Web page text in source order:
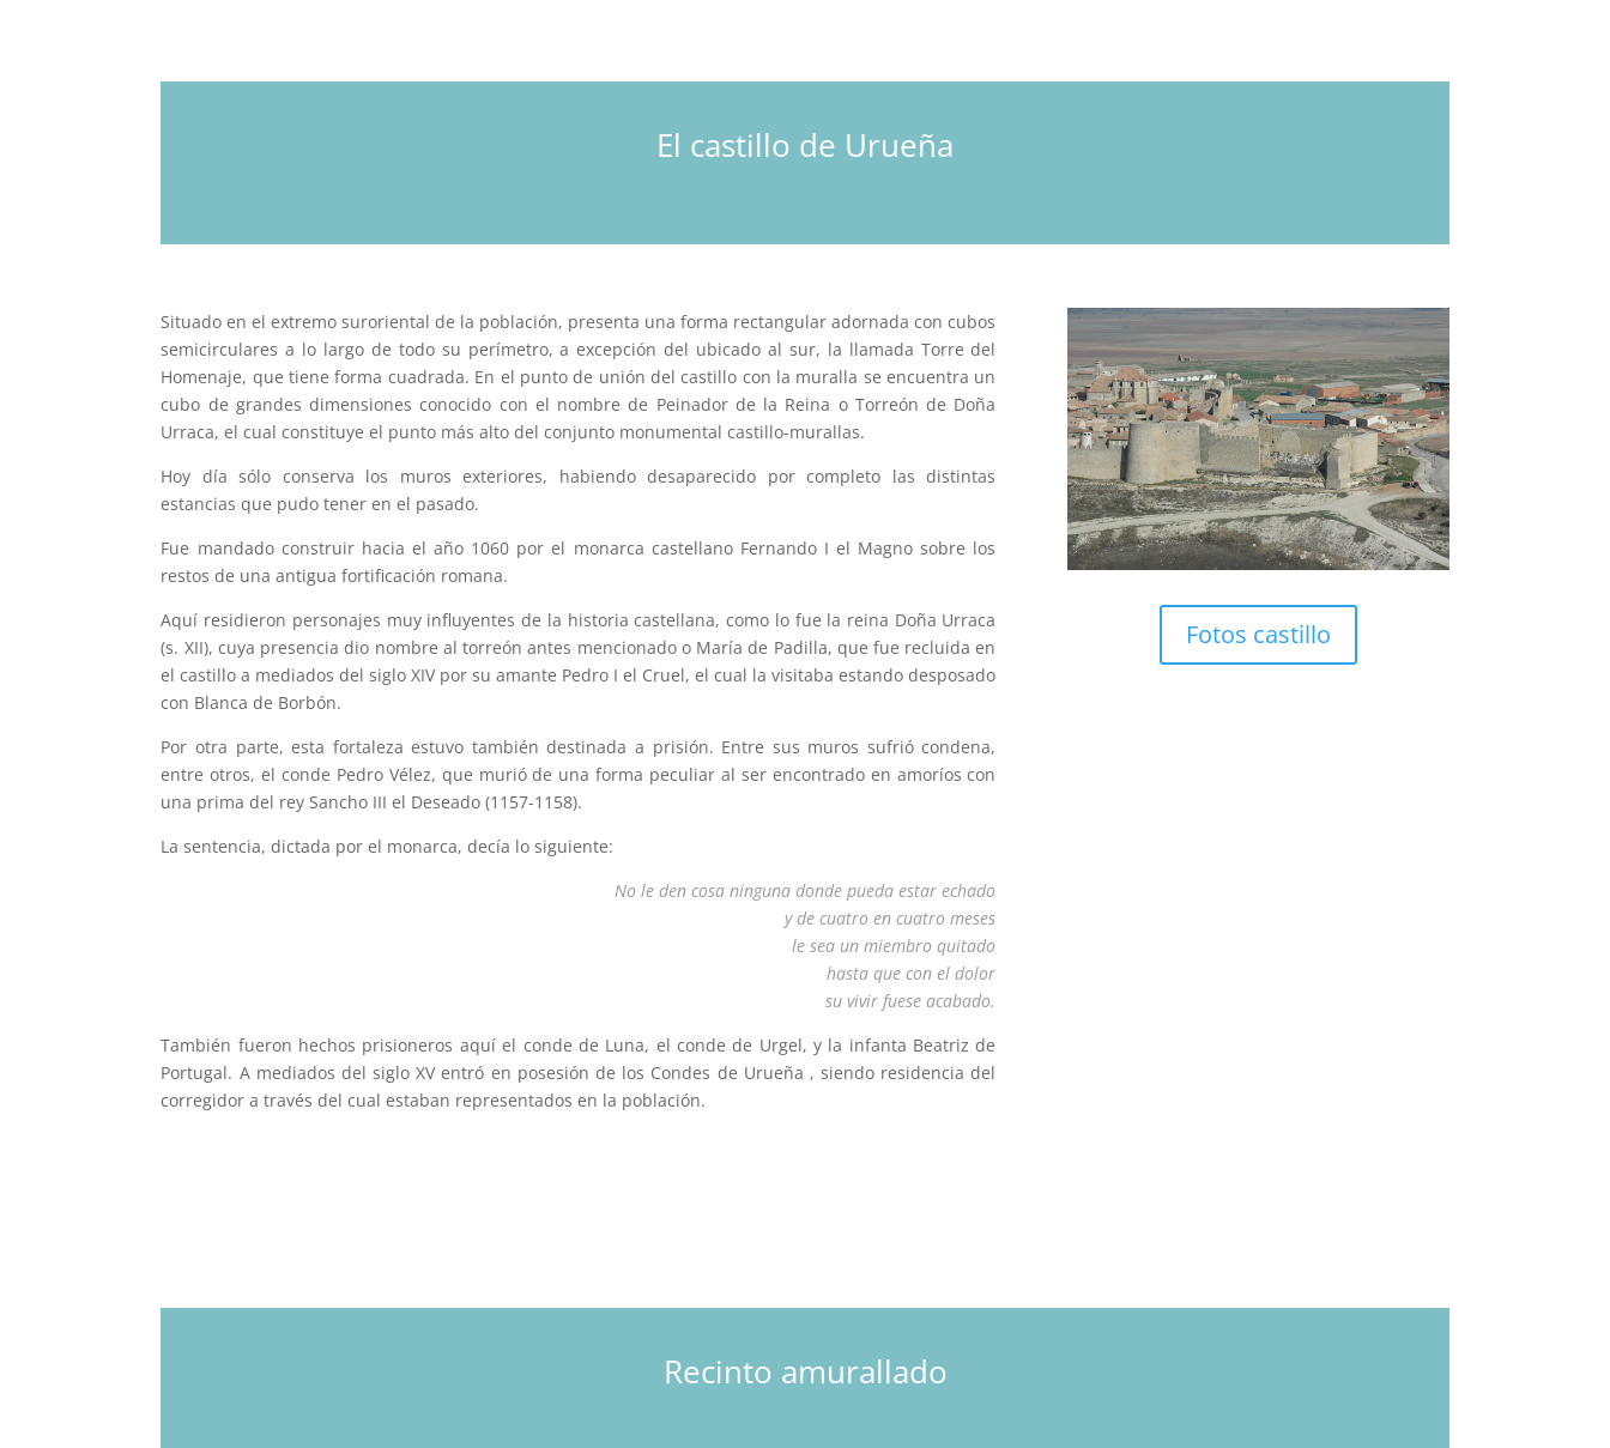
El castillo de Urueña
Situado en el extremo suroriental de la población, presenta una forma rectangular adornada con cubos
semicirculares a lo largo de todo su perímetro, a excepción del ubicado al sur, la llamada Torre del
Homenaje, que tiene forma cuadrada. En el punto de unión del castillo con la muralla se encuentra un
cubo de grandes dimensiones conocido con el nombre de Peinador de la Reina o Torreón de Doña
Urraca, el cual constituye el punto más alto del conjunto monumental castillo-murallas.
Hoy día sólo conserva los muros exteriores, habiendo desaparecido por completo las distintas
estancias que pudo tener en el pasado.
Fue mandado construir hacia el año 1060 por el monarca castellano Fernando I el Magno sobre los
restos de una antigua fortificación romana.
Aquí residieron personajes muy influyentes de la historia castellana, como lo fue la reina Doña Urraca
(s. XII), cuya presencia dio nombre al torreón antes mencionado o María de Padilla, que fue recluida en
el castillo a mediados del siglo XIV por su amante Pedro I el Cruel, el cual la visitaba estando desposado
con Blanca de Borbón.
Por otra parte, esta fortaleza estuvo también destinada a prisión. Entre sus muros sufrió condena,
entre otros, el conde Pedro Vélez, que murió de una forma peculiar al ser encontrado en amoríos con
una prima del rey Sancho III el Deseado (1157-1158).
La sentencia, dictada por el monarca, decía lo siguiente:
No le den cosa ninguna donde pueda estar echado
y de cuatro en cuatro meses
le sea un miembro quitado
hasta que con el dolor
su vivir fuese acabado.
También fueron hechos prisioneros aquí el conde de Luna, el conde de Urgel, y la infanta Beatriz de
Portugal. A mediados del siglo XV entró en posesión de los Condes de Urueña , siendo residencia del
corregidor a través del cual estaban representados en la población.
Fotos castillo
Recinto amurallado